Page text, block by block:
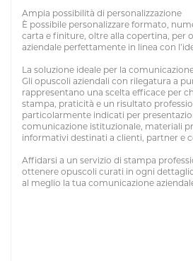
Ampia possibilità di personalizzazione
È possibile personalizzare formato,
carta e finiture, oltre alla copertina, per
aziendale perfettamente in linea con
La soluzione ideale per la
Gli opuscoli aziendali con rilegatura a
rappresentano una scelta efficace per
stampa, praticità e un risultato
particolarmente indicati per
comunicazione istituzionale, materiali
informativi destinati a clienti, partner e
Affidarsi a un servizio di stampa
ottenere opuscoli curati in ogni
al meglio la tua comunicazione